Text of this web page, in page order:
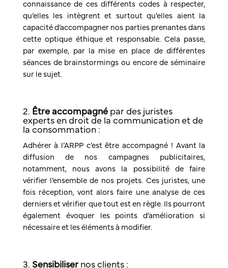
connaissance de ces différents codes à respecter,
qu’elles les intègrent et surtout qu’elles aient la
capacité d’accompagner nos parties prenantes dans
cette optique éthique et responsable. Cela passe,
par exemple, par la mise en place de différentes
séances de brainstormings ou encore de séminaire
sur le sujet.
2. Être accompagnépar des juristes
experts en droit de la communication et de
la consommation :
Adhérer à l’ARPP c’est être accompagné ! Avant la
diffusion de nos campagnes publicitaires,
notamment, nous avons la possibilité de faire
vérifier l’ensemble de nos projets. Ces juristes, une
fois réception, vont alors faire une analyse de ces
derniers et vérifier que tout est en règle. Ils pourront
également évoquer les points d’amélioration si
nécessaire et les éléments à modifier.
3. Sensibilisernos clients :